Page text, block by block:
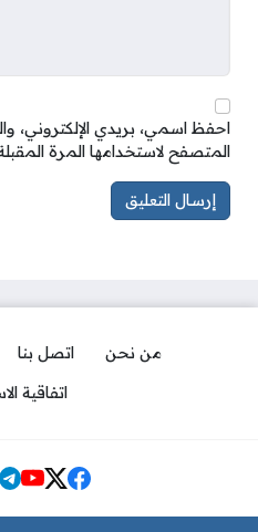
احفظ اسمي، بريدي الإلكتروني،
المتصفح لاستخدامها المرة
من نحن اتصل بنا
اتفاقية